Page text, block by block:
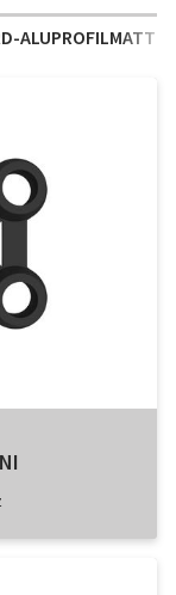
ALUPROFILMATTEN